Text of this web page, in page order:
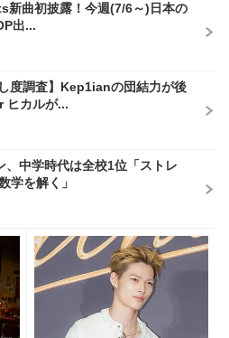
新曲初披露！今週(7/6～)日本の
出...
度調査】Kep1ianの団結力が後
ヒカルが...
、中学時代は全校1位「ストレ
学を解く」